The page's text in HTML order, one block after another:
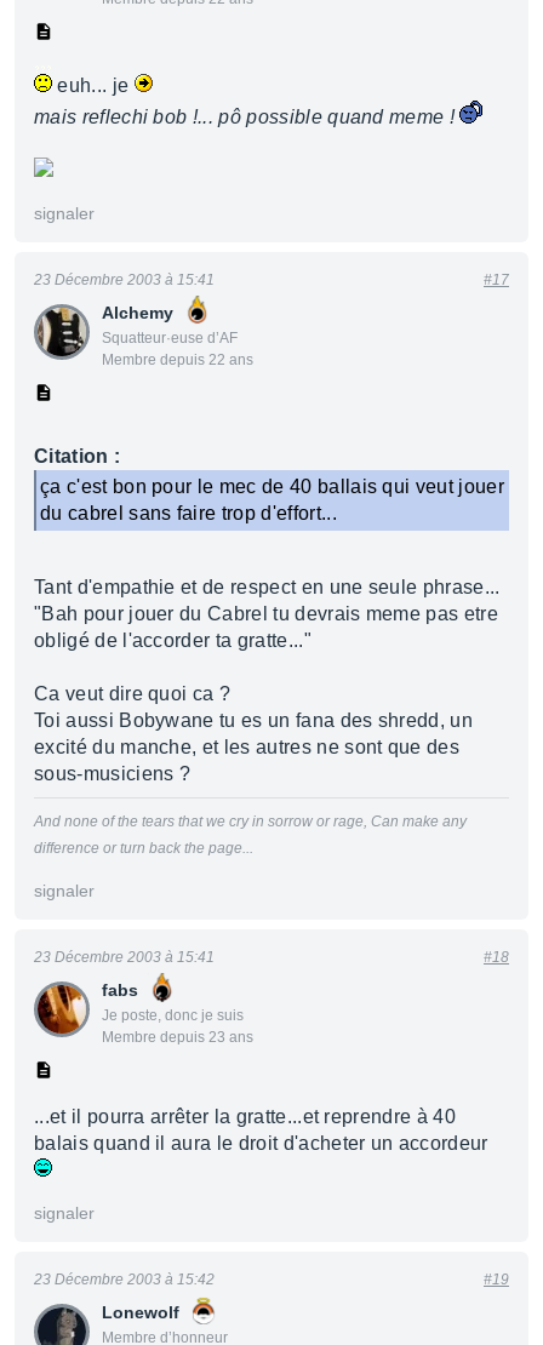
euh... je
mais reflechi bob !... pô possible quand meme !
signaler
Alchemy
Squatteur·euse d’AF
Membre depuis 22 ans
23 Décembre 2003 à 15:41 #17
Citation :
ça c'est bon pour le mec de 40 ballais qui veut jouer
du cabrel sans faire trop d'effort...
Tant d'empathie et de respect en une seule phrase...
"Bah pour jouer du Cabrel tu devrais meme pas etre
obligé de l'accorder ta gratte..."
Ca veut dire quoi ca ?
Toi aussi Bobywane tu es un fana des shredd, un
excité du manche, et les autres ne sont que des
sous-musiciens ?
And none of the tears that we cry in sorrow or rage, Can make any
difference or turn back the page...
signaler
fabs
Je poste, donc je suis
Membre depuis 23 ans
23 Décembre 2003 à 15:41 #18
...et il pourra arrêter la gratte...et reprendre à 40
balais quand il aura le droit d'acheter un accordeur
signaler
Lonewolf
Membre d’honneur
23 Décembre 2003 à 15:42 #19